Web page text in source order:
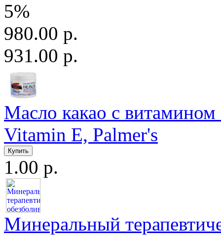
5%
980.00 р.
931.00 р.
Масло какао с
Vitamin E, Palmer's
1.00 р.
Минеральный